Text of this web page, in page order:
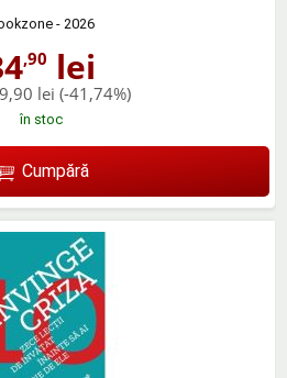
- 2026
,90 lei
lei (-41,74%)
în stoc
Cumpără